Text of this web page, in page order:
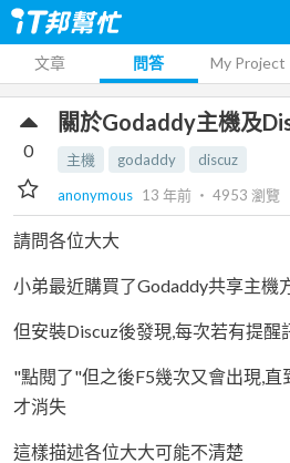
文章 問答 My Project
關於Godaddy主機及
主機 godaddy
discuz
anonymous 13 年前 ‧ 4953 瀏覽
0
請問各位大大
小弟最近購買了Godaddy共享主機
但安裝Discuz後發現,每次若有提醒
"點閱了"但之後F5幾次又會出現,直
才消失
這樣描述各位大大可能不清楚